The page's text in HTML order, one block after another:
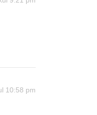
10:58 pm